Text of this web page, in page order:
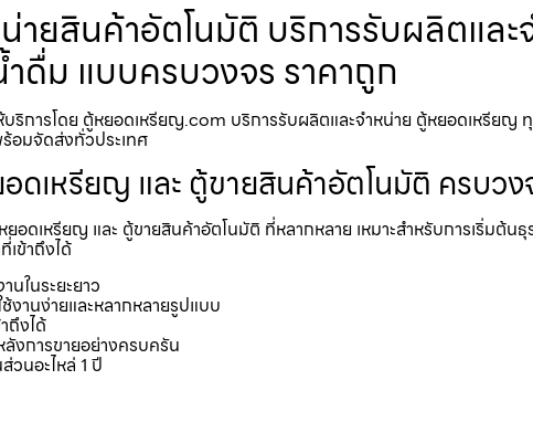
ายสินค้า​อัตโนมัติ บริการรับผลิตแ
ดื่ม แบบครบวงจร ราคาถูก
ริการโดย ตู้หยอดเหรียญ.com บริการรับผลิตและจำหน่าย ตู้หยอดเหรีย
อมจัดส่งทั่วประเทศ
ดเหรียญ และ ตู้ขายสินค้าอัตโนมัติ ครบวง
ยอดเหรียญ และ ตู้ขายสินค้าอัตโนมัติ ที่หลากหลาย เหมาะสำหรับการเริ่ม
ข้าถึงได้
ในระยะยาว
งานง่ายและหลากหลายรูปแบบ
ถึงได้
งการขายอย่างครบครัน
นอะไหล่ 1 ปี